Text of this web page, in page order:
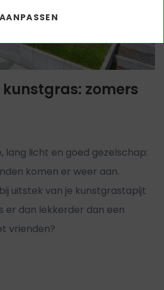
AANPASSEN
zomers
lang licht en goed gezelschap:
komen er weer aan.
uitstek van je kunstgrastapijt
er dan lekkerder dan een
vrienden?